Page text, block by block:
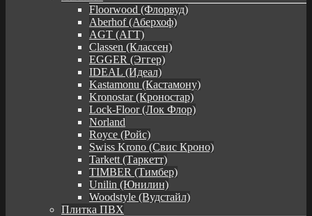
Floorwood (Флорвуд)
Aberhof (Аберхоф)
AGT (АГТ)
Classen (Классен)
EGGER (Эггер)
IDEAL (Идеал)
Kastamonu (Кастамону)
Kronostar (Кроностар)
Lock-Floor (Лок Флор)
Norland
Royce (Ройс)
Swiss Krono (Свис Кроно)
Tarkett (Таркетт)
TIMBER (Тимбер)
Unilin (Юнилин)
Woodstyle (Вудстайл)
Плитка ПВХ